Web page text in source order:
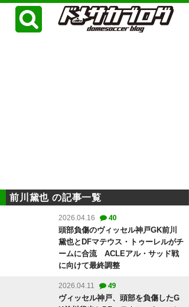
前川黛也 の記事一覧
2026.04.16 40
頭部負傷のヴィッセル神戸GK前川
黛也とDFマテウス・トゥーレルがチ
ームに合流 ACLEアル・サッド戦
に向けて最終調整
2026.04.11 49
ヴィッセル神戸、頭部を負傷したG